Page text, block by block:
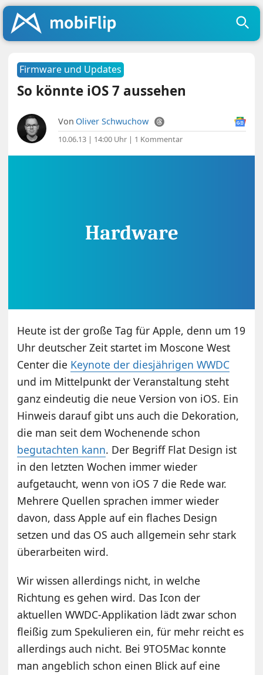
Firmware und Updates
So könnte iOS 7 aussehen
Von Oliver Schwuchow
10.06.13 | 14:00 Uhr | 1 Kommentar
Heute ist der große Tag für Apple, denn um 19
Uhr deutscher Zeit startet im Moscone West
Center die Keynote der diesjährigen WWDC
und im Mittelpunkt der Veranstaltung steht
ganz eindeutig die neue Version von iOS. Ein
Hinweis darauf gibt uns auch die Dekoration,
die man seit dem Wochenende schon
begutachten kann. Der Begriff Flat Design ist
in den letzten Wochen immer wieder
aufgetaucht, wenn von iOS 7 die Rede war.
Mehrere Quellen sprachen immer wieder
davon, dass Apple auf ein flaches Design
setzen und das OS auch allgemein sehr stark
überarbeiten wird.
Wir wissen allerdings nicht, in welche
Richtung es gehen wird. Das Icon der
aktuellen WWDC-Applikation lädt zwar schon
fleißig zum Spekulieren ein, für mehr reicht es
allerdings auch nicht. Bei 9TO5Mac konnte
man angeblich schon einen Blick auf eine